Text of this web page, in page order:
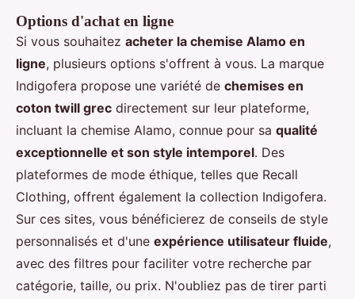
Options d'achat en ligne
Si vous souhaitez acheter la chemise Alamo en
ligne, plusieurs options s'offrent à vous. La marque
Indigofera propose une variété de chemises en
coton twill grec directement sur leur plateforme,
incluant la chemise Alamo, connue pour sa qualité
exceptionnelle et son style intemporel. Des
plateformes de mode éthique, telles que Recall
Clothing, offrent également la collection Indigofera.
Sur ces sites, vous bénéficierez de conseils de style
personnalisés et d'une expérience utilisateur fluide,
avec des filtres pour faciliter votre recherche par
catégorie, taille, ou prix. N'oubliez pas de tirer parti